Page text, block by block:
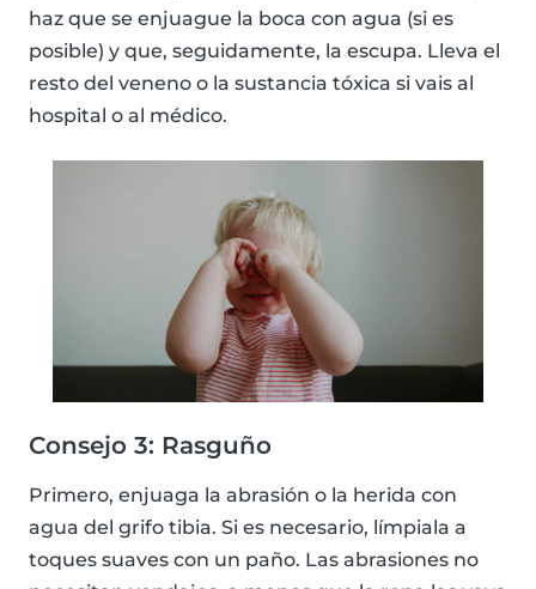
haz que se enjuague la boca con agua (si es
posible) y que, seguidamente, la escupa. Lleva el
resto del veneno o la sustancia tóxica si vais al
hospital o al médico.
Consejo 3: Rasguño
Primero, enjuaga la abrasión o la herida con
agua del grifo tibia. Si es necesario, límpiala a
toques suaves con un paño. Las abrasiones no